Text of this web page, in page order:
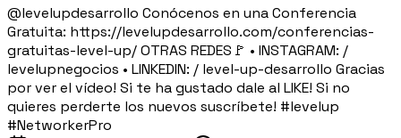
@levelupdesarrollo Conócenos en una Conferencia
Gratuita: https://levelupdesarrollo.com/conferencias-
gratuitas-level-up/ OTRAS REDES🚩 • INSTAGRAM: /
levelupnegocios • LINKEDIN: / level-up-desarrollo Gracias
por ver el vídeo! Si te ha gustado dale al LIKE! Si no
quieres perderte los nuevos suscríbete! #levelup
#NetworkerPro